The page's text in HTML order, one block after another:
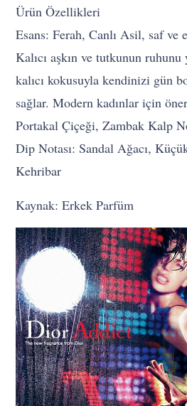
Ürün Özellikleri
Esans: Ferah, Canlı Asil, saf ve
Kalıcı aşkın ve tutkunun
kalıcı kokusuyla kendinizi gün
sağlar. Modern kadınlar için
Portakal Çiçeği, Zambak Kalp
Dip Notası: Sandal Ağacı,
Kehribar
Kaynak: Erkek Parfüm